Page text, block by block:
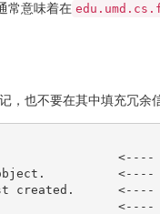
常意味着在
，也不要在其中填充冗余